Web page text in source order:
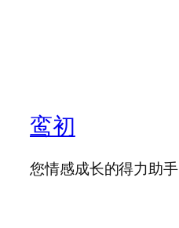
鸾初
您情感成长的得力助手